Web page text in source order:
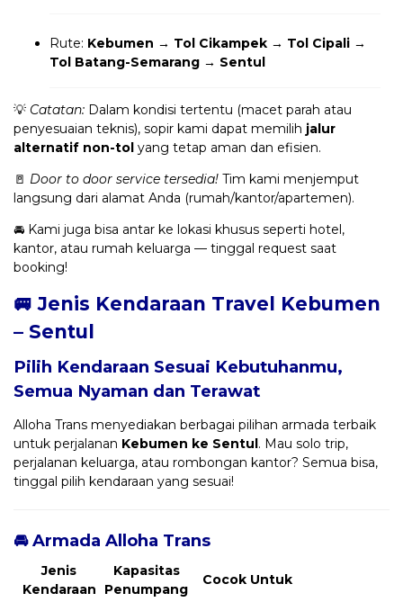
Rute: Kebumen → Tol Cikampek → Tol Cipali →
Tol Batang-Semarang → Sentul
💡 Catatan: Dalam kondisi tertentu (macet parah atau
penyesuaian teknis), sopir kami dapat memilih jalur
alternatif non-tol yang tetap aman dan efisien.
🚪 Door to door service tersedia! Tim kami menjemput
langsung dari alamat Anda (rumah/kantor/apartemen).
🚘 Kami juga bisa antar ke lokasi khusus seperti hotel,
kantor, atau rumah keluarga — tinggal request saat
booking!
🚐 Jenis Kendaraan Travel Kebumen
– Sentul
Pilih Kendaraan Sesuai Kebutuhanmu,
Semua Nyaman dan Terawat
Alloha Trans menyediakan berbagai pilihan armada terbaik
untuk perjalanan Kebumen ke Sentul. Mau solo trip,
perjalanan keluarga, atau rombongan kantor? Semua bisa,
tinggal pilih kendaraan yang sesuai!
🚘 Armada Alloha Trans
Jenis
Kendaraan
Kapasitas
Penumpang
Cocok Untuk